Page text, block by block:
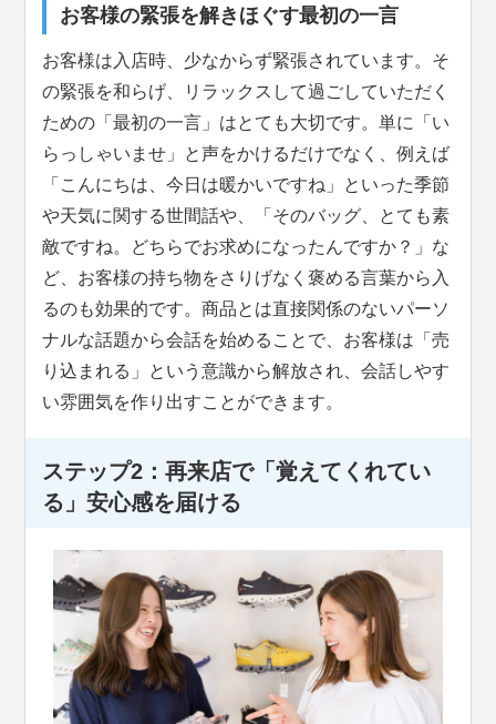
お客様の緊張を解きほぐす最初の一言
お客様は入店時、少なからず緊張されています。そ
の緊張を和らげ、リラックスして過ごしていただく
ための「最初の一言」はとても大切です。単に「い
らっしゃいませ」と声をかけるだけでなく、例えば
「こんにちは、今日は暖かいですね」といった季節
や天気に関する世間話や、「そのバッグ、とても素
敵ですね。どちらでお求めになったんですか？」な
ど、お客様の持ち物をさりげなく褒める言葉から入
るのも効果的です。商品とは直接関係のないパーソ
ナルな話題から会話を始めることで、お客様は「売
り込まれる」という意識から解放され、会話しやす
い雰囲気を作り出すことができます。
ステップ2：再来店で「覚えてくれてい
る」安心感を届ける